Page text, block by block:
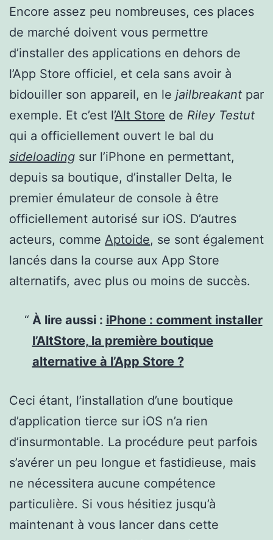
Encore assez peu nombreuses, ces places
de marché doivent vous permettre
d’installer des applications en dehors de
l’App Store officiel, et cela sans avoir à
bidouiller son appareil, en le jailbreakant par
exemple. Et c’est l’Alt Store de Riley Testut
qui a officiellement ouvert le bal du
sideloading sur l’iPhone en permettant,
depuis sa boutique, d’installer Delta, le
premier émulateur de console à être
officiellement autorisé sur iOS. D’autres
acteurs, comme Aptoide, se sont également
lancés dans la course aux App Store
alternatifs, avec plus ou moins de succès.
À lire aussi : iPhone : comment installer
l’AltStore, la première boutique
alternative à l’App Store ?
Ceci étant, l’installation d’une boutique
d’application tierce sur iOS n’a rien
d’insurmontable. La procédure peut parfois
s’avérer un peu longue et fastidieuse, mais
ne nécessitera aucune compétence
particulière. Si vous hésitiez jusqu’à
maintenant à vous lancer dans cette